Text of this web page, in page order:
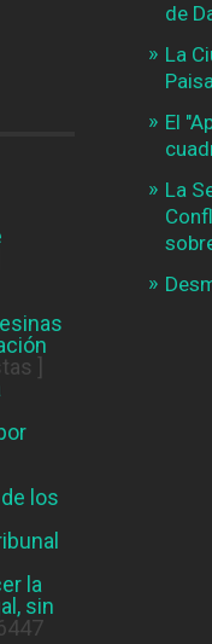
]
los
la
sin
de
La
El
La